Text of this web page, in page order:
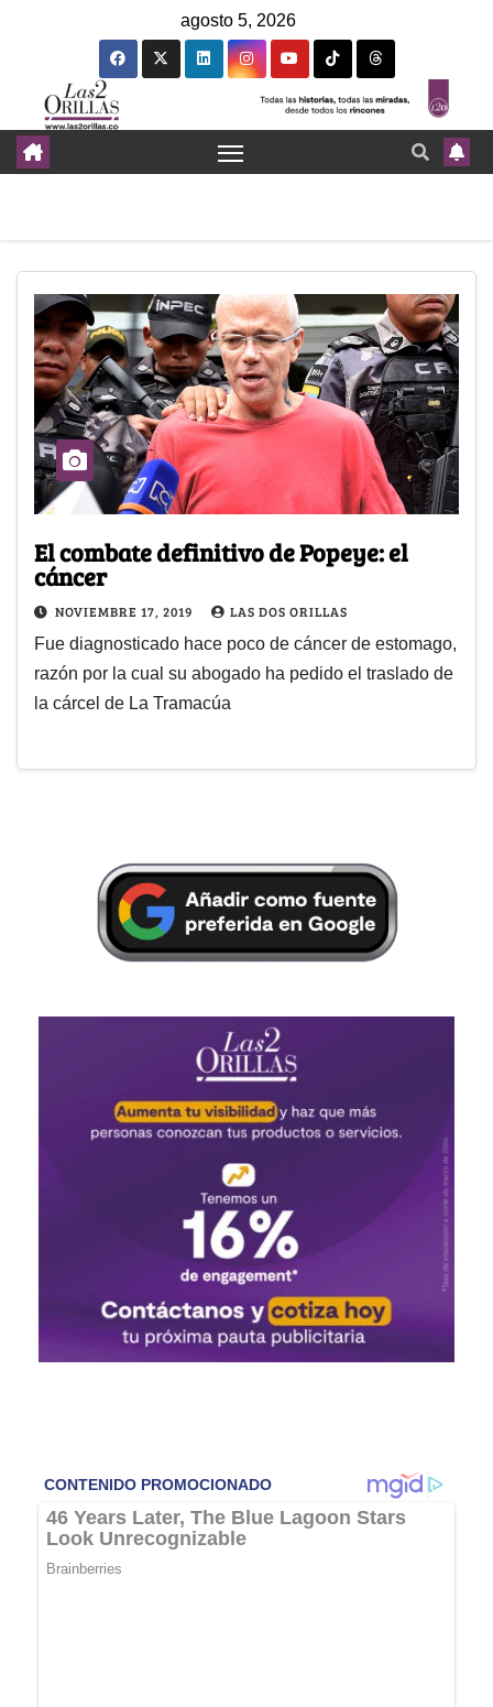
agosto 5, 2026
El combate definitivo de Popeye: el
cáncer
NOVIEMBRE 17, 2019 LAS DOS ORILLAS
Fue diagnosticado hace poco de cáncer de estomago,
razón por la cual su abogado ha pedido el traslado de
la cárcel de La Tramacúa